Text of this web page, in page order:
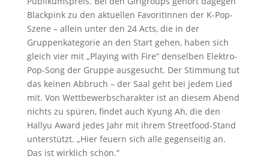
Blackpink zu den aktuellen FavoritInnen der K-Pop-
Szene – allein unter den 24 Acts, die in der
Gruppenkategorie an den Start gehen, haben sich
gleich vier mit „Playing with Fire“ denselben Elektro-
Pop-Song der Gruppe ausgesucht. Der Stimmung tut
das keinen Abbruch – der Saal geht bei jedem Lied
mit. Von Wettbewerbscharakter ist an diesem Abend
nichts zu spüren, findet auch Kyung Ah, die den
Hallyu Award jedes Jahr mit ihrem Streetfood-Stand
unterstützt. „Hier feuern sich alle gegenseitig an.
Das ist wirklich schön.“